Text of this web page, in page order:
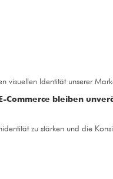
visuellen Identität unserer
Commerce bleiben
zu stärken und die